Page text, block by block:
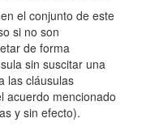
el conjunto de este
si no son
de forma
sin suscitar una
las cláusulas
acuerdo mencionado
y sin efecto).